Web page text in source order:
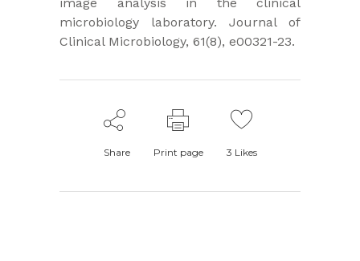
microbiology laboratory. Journal of
Clinical Microbiology, 61(8), e00321-23.
Share Print page 3 Likes